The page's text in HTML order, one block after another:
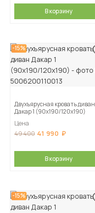
В корзину
-15%
Двухъярусная кровать диван
Дакар 1 (90х190/120х190)
Цена
49 400 41 990
В корзину
-15%